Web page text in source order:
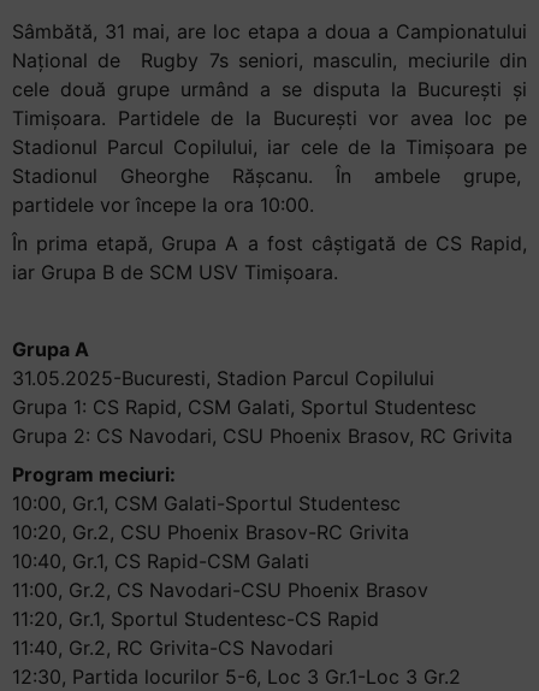
Accessibility,
apăsați
„Ctrl
Această
comandă
activează
cititorul
ecran
pentru
vă
să
navigați
să
interacționați
cu
conținutul.
Sâmbătă, 31 mai, are loc etapa a doua a Campionatului
Național de Rugby 7s seniori, masculin, meciurile din
cele două grupe urmând a se disputa la București și
Timișoara. Partidele de la București vor avea loc pe
Stadionul Parcul Copilului, iar cele de la Timișoara pe
Stadionul Gheorghe Rășcanu. În ambele grupe,
partidele vor începe la ora 10:00.
În prima etapă, Grupa A a fost câștigată de CS Rapid,
iar Grupa B de SCM USV Timișoara.
Grupa A
31.05.2025-Bucuresti, Stadion Parcul Copilului
Grupa 1: CS Rapid, CSM Galati, Sportul Studentesc
Grupa 2: CS Navodari, CSU Phoenix Brasov, RC Grivita
Program meciuri:
10:00, Gr.1, CSM Galati-Sportul Studentesc
10:20, Gr.2, CSU Phoenix Brasov-RC Grivita
10:40, Gr.1, CS Rapid-CSM Galati
11:00, Gr.2, CS Navodari-CSU Phoenix Brasov
11:20, Gr.1, Sportul Studentesc-CS Rapid
11:40, Gr.2, RC Grivita-CS Navodari
12:30, Partida locurilor 5-6, Loc 3 Gr.1-Loc 3 Gr.2